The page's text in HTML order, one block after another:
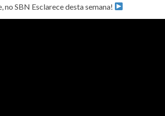
SBN Esclarece desta semana!